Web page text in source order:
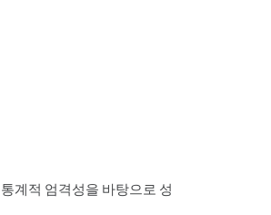
계적 엄격성을 바탕으로 성